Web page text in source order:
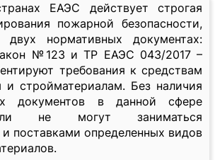
ЕАЭС действует строгая
пожарной безопасности,
двух нормативных документах:
№123 и ТР ЕАЭС 043/2017 –
требования к средствам
и стройматериалам. Без наличия
документов в данной сфере
не могут заниматься
поставками определенных видов